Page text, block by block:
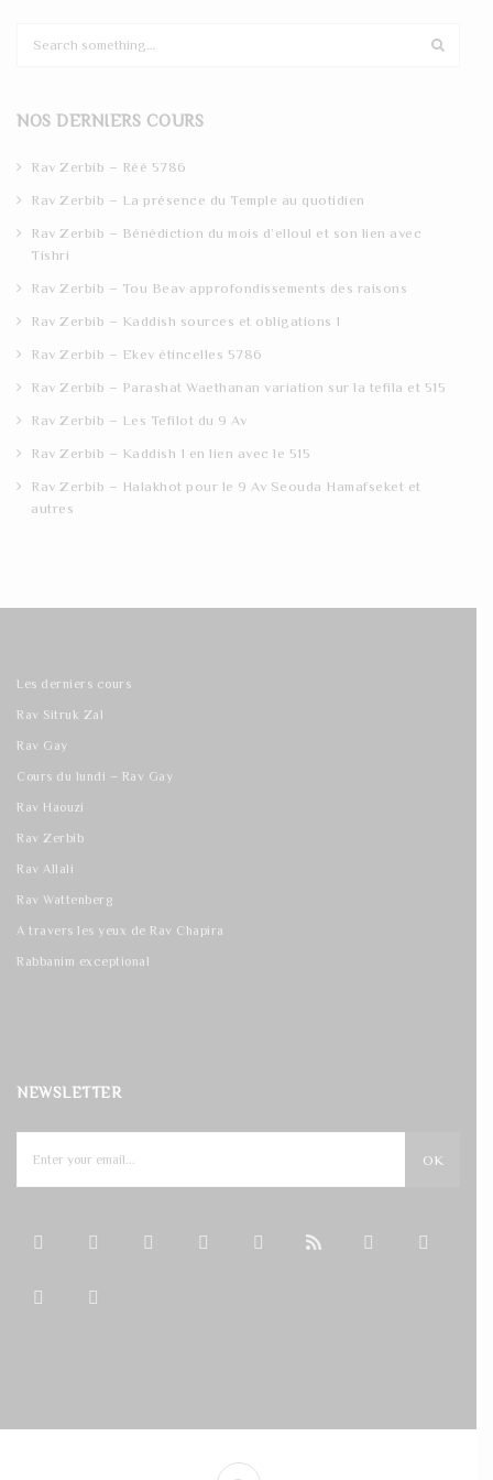
c
NOS DERNIERS COURS
Rav Zerbib – Réé 5786
Rav Zerbib – La présence du Temple au quotidien
Rav Zerbib – Bénédiction du mois d’elloul et son lien avec
Tishri
Rav Zerbib – Tou Beav approfondissements des raisons
Rav Zerbib – Kaddish sources et obligations 1
Rav Zerbib – Ekev étincelles 5786
Rav Zerbib – Parashat Waethanan variation sur la tefila et 515
Rav Zerbib – Les Tefilot du 9 Av
Rav Zerbib – Kaddish 1 en lien avec le 515
Rav Zerbib – Halakhot pour le 9 Av Seouda Hamafseket et
autres
Les derniers cours
Rav Sitruk Zal
Rav Gay
Cours du lundi – Rav Gay
Rav Haouzi
Rav Zerbib
Rav Allali
Rav Wattenberg
A travers les yeux de Rav Chapira
Rabbanim exceptional
NEWSLETTER
OK